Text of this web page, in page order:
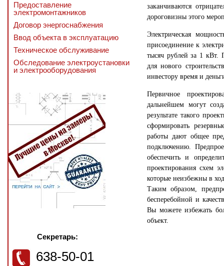
Предоставление
электромонтажников
Договор энергоснабжения
Ввод объекта в эксплуатацию
Техническое обслуживание
Обследование электроустановки
и электрооборудования
Секретарь:
638-50-01
заканчиваются
дороговизны этого
Электрическая
присоединение к
тысяч рублей за 1 кВт.
для нового
инвестору время и
Первичное
дальнейшем могут
результате такого
сформировать
работы дают общее
подключению.
обеспечить и
проектирования схем
которые неизбежны в
Таким образом,
бесперебойной и
Вы можете избежать
объект.